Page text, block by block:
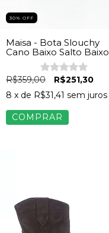
30% OFF
Maisa - Bota Slouchy
Cano Baixo Salto Baixo
Feminina Camurça
Marrom
R$359,00
R$251,30
8 x de R$31,41 sem juros
COMPRAR